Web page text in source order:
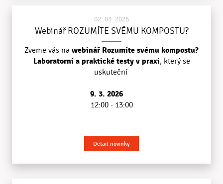
02. 03. 2026
Webinář ROZUMÍTE SVÉMU KOMPOSTU?
Zveme vás na webinář Rozumíte svému kompostu?
Laboratorní a praktické testy v praxi, který se
uskuteční
9. 3. 2026
12:00 - 13:00
Detail novinky